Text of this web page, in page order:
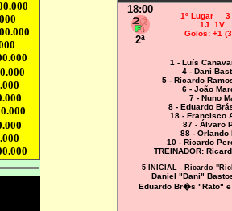
18:00
2ª
1º Lugar 3
1J 1V
Golos: +1
1 - Luís
4 - Dani
5 - Ricardo
6 - João
7 - Nuno
8 - Eduardo
18 - Francisco
87 - Álvaro
88 - Orlando
10 - Ricardo
TREINADOR:
5 INICIAL - Ricardo
Daniel "Dani"
Eduardo Br�s "Rato"